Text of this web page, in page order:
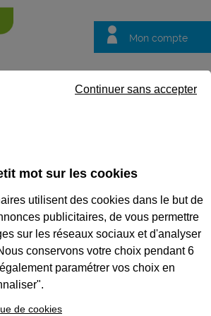
Mon compte
questions
PACA
mot sur les cookies
utilisent des cookies dans le but de
publicitaires, de vous permettre
sur les réseaux sociaux et d'analyser
conservons votre choix pendant 6
paramétrer vos choix en
de cookies
Continuer sans accepter